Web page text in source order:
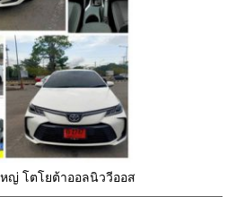
ญ่ โตโยต้าออลนิววีออส